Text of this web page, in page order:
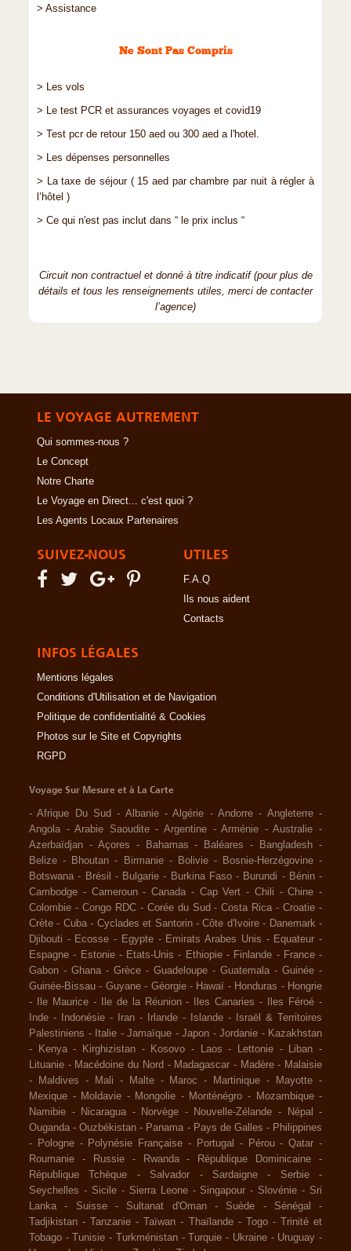
> Assistance
Ne Sont Pas Compris
> Les vols
> Le test PCR et assurances voyages et covid19
> Test pcr de retour 150 aed ou 300 aed a l'hotel.
> Les dépenses personnelles
> La taxe de séjour ( 15 aed par chambre par nuit à régler à
l’hôtel )
> Ce qui n'est pas inclut dans “ le prix inclus “
Circuit non contractuel et donné à titre indicatif (pour plus de
détails et tous les renseignements utiles, merci de contacter
l’agence)
LE VOYAGE AUTREMENT
Qui sommes-nous ?
Le Concept
Notre Charte
Le Voyage en Direct... c'est quoi ?
Les Agents Locaux Partenaires
SUIVEZ-NOUS UTILES
F.A.Q
Ils nous aident
Contacts
INFOS LÉGALES
Mentions légales
Conditions d'Utilisation et de Navigation
Politique de confidentialité & Cookies
Photos sur le Site et Copyrights
RGPD
Voyage Sur Mesure et à La Carte
-Afrique Du Sud - Albanie -Algérie -Andorre - Angleterre -
Angola -Arabie Saoudite -Argentine -Arménie -Australie -
Azerbaïdjan - Açores - Bahamas - Baléares - Bangladesh -
Belize - Bhoutan - Birmanie - Bolivie - Bosnie-Herzégovine -
Botswana - Brésil - Bulgarie - Burkina Faso - Burundi - Bénin -
Cambodge - Cameroun - Canada - Cap Vert - Chili -Chine -
Colombie - Congo RDC - Corée du Sud -Costa Rica -Croatie -
Crète - Cuba - Cyclades et Santorin -Côte d'Ivoire - Danemark -
Djibouti - Ecosse - Egypte - Emirats Arabes Unis - Equateur -
Espagne - Estonie - Etats-Unis - Ethiopie - Finlande - France -
Gabon - Ghana - Grèce - Guadeloupe - Guatemala - Guinée -
Guinée-Bissau - Guyane - Géorgie - Hawaï - Honduras - Hongrie
-
Ile Maurice - Ile de la Réunion - Iles Canaries - Iles Féroé -
Inde - Indonésie - Iran - Irlande - Islande -
Israël & Territoires
Palestiniens - Italie - Jamaïque - Japon - Jordanie - Kazakhstan
-
Kenya - Kirghizistan - Kosovo - Laos - Lettonie - Liban -
Lituanie - Macédoine du Nord - Madagascar - Madère - Malaisie
-
Maldives - Mali - Malte - Maroc - Martinique - Mayotte -
Mexique - Moldavie - Mongolie - Monténégro - Mozambique -
Namibie - Nicaragua - Norvège - Nouvelle-Zélande - Népal
-
Ouganda -Ouzbékistan - Panama - Pays de Galles - Philippines
-
Pologne - Polynésie Française - Portugal - Pérou -Qatar -
Roumanie
- Russie - Rwanda - République Dominicaine
-
République Tchèque
- Salvador - Sardaigne - Serbie
-
Seychelles - Sicile - Sierra Leone - Singapour - Slovénie - Sri
Lanka
- Suisse - Sultanat d'Oman - Suède - Sénégal
-
Tadjikistan - Tanzanie - Taïwan - Thaïlande - Togo -
Trinité et
Tobago - Tunisie - Turkménistan - Turquie - Ukraine - Uruguay -